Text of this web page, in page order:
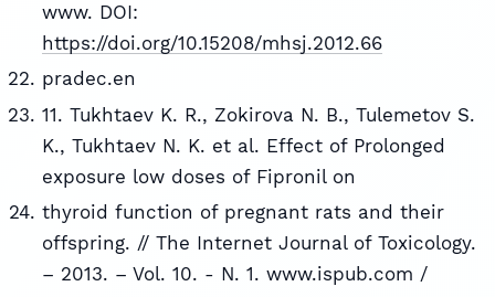
www. DOI:
https://doi.org/10.15208/mhsj.2012.66
pradec.en
11. Tukhtaev K. R., Zokirova N. B., Tulemetov S.
K., Tukhtaev N. K. et al. Effect of Prolonged
exposure low doses of Fipronil on
thyroid function of pregnant rats and their
offspring. // The Internet Journal of Toxicology.
– 2013. – Vol. 10. - N. 1. www.ispub.com /